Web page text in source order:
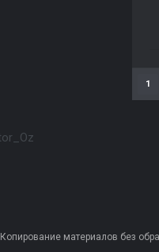
1
Копирование материалов без